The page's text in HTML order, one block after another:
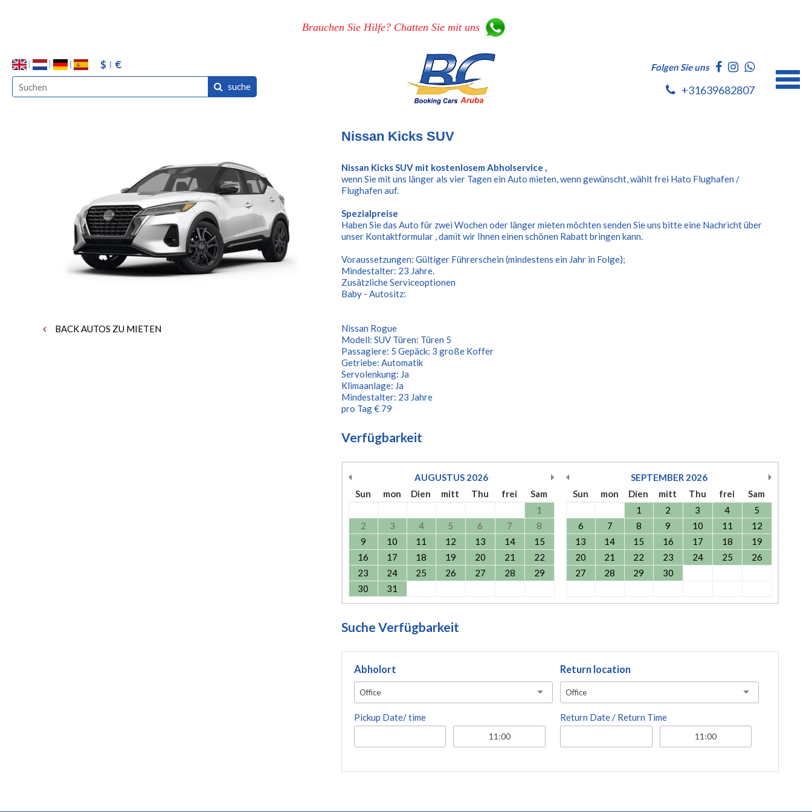
Brauchen Sie Hilfe? Chatten Sie mit uns
$ €
suche
Folgen Sie uns
+31639682807
BACK AUTOS ZU MIETEN
Nissan Kicks SUV
Nissan Kicks SUV mit kostenlosem Abholservice ,
wenn Sie mit uns länger als vier Tagen ein Auto mieten, wenn gewünscht, wählt frei Hato Flughafen /
Flughafen auf.
Spezialpreise
Haben Sie das Auto für zwei Wochen oder länger mieten möchten senden Sie uns bitte eine Nachricht über
unser Kontaktformular , damit wir Ihnen einen schönen Rabatt bringen kann.
Voraussetzungen: Gültiger Führerschein (mindestens ein Jahr in Folge);
Mindestalter: 23 Jahre.
Zusätzliche Serviceoptionen
Baby - Autositz:
Nissan Rogue
Modell: SUV Türen: Türen 5
Passagiere: 5 Gepäck: 3 große Koffer
Getriebe: Automatik
Servolenkung: Ja
Klimaanlage: Ja
Mindestalter: 23 Jahre
pro Tag € 79
Verfügbarkeit
AUGUSTUS 2026
Sun
mon Dien mitt Thu frei
Sam
1
2
3 4 5 6 7
8
9
10 11 12 13 14
15
16
17 18 19 20 21
22
23
24 25 26 27 28
29
30
31
SEPTEMBER 2026
Sun
mon Dien mitt Thu frei
Sam
1
2 3 4
5
6
7 8 9 10 11
12
13
14 15 16 17 18
19
20
21 22 23 24 25
26
27
28 29 30
Suche Verfügbarkeit
Abholort
Office
Pickup Date/ time
Return location
Office
Return Date / Return Time